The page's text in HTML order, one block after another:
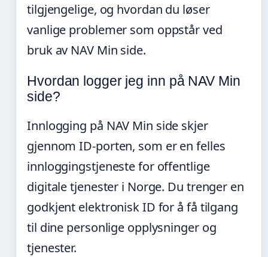
tilgjengelige, og hvordan du løser
vanlige problemer som oppstår ved
bruk av NAV Min side.
Hvordan logger jeg inn på NAV Min
side?
Innlogging på NAV Min side skjer
gjennom ID-porten, som er en felles
innloggingstjeneste for offentlige
digitale tjenester i Norge. Du trenger en
godkjent elektronisk ID for å få tilgang
til dine personlige opplysninger og
tjenester.